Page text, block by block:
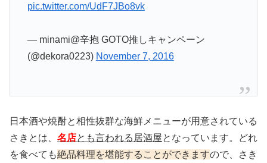
pic.twitter.com/UdF7JBo8vk
— minami@辛抱 GOTO推しキャンペーン
(@dekora0223) November 7, 2016
日本酒や焼酎と相性抜群な海鮮メニューが用意されている
さきとは、 名店とも言われる居酒屋となっています。どれ
を食べても絶品料理を堪能することができますので、さき